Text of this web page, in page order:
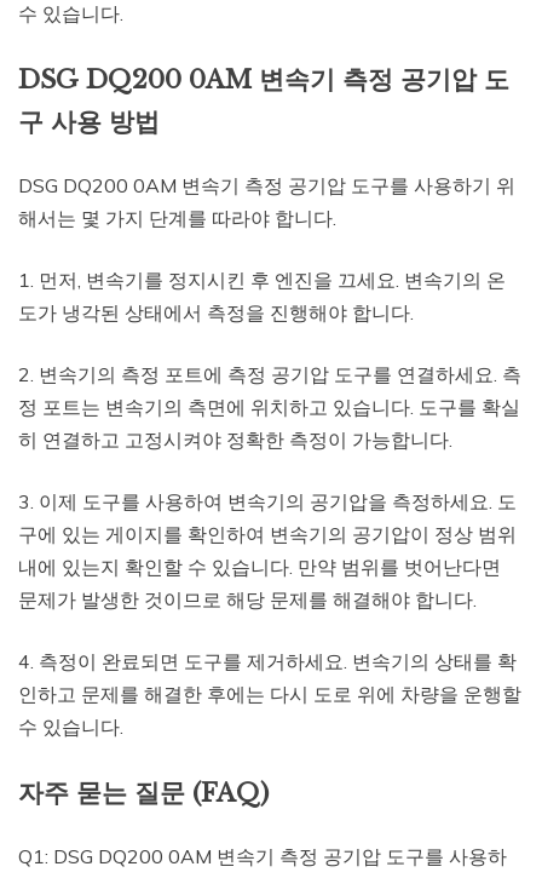
수 있습니다.
DSG DQ200 0AM 변속기 측정 공기압 도
구 사용 방법
DSG DQ200 0AM 변속기 측정 공기압 도구를 사용하기 위
해서는 몇 가지 단계를 따라야 합니다.
1. 먼저, 변속기를 정지시킨 후 엔진을 끄세요. 변속기의 온
도가 냉각된 상태에서 측정을 진행해야 합니다.
2. 변속기의 측정 포트에 측정 공기압 도구를 연결하세요. 측
정 포트는 변속기의 측면에 위치하고 있습니다. 도구를 확실
히 연결하고 고정시켜야 정확한 측정이 가능합니다.
3. 이제 도구를 사용하여 변속기의 공기압을 측정하세요. 도
구에 있는 게이지를 확인하여 변속기의 공기압이 정상 범위
내에 있는지 확인할 수 있습니다. 만약 범위를 벗어난다면
문제가 발생한 것이므로 해당 문제를 해결해야 합니다.
4. 측정이 완료되면 도구를 제거하세요. 변속기의 상태를 확
인하고 문제를 해결한 후에는 다시 도로 위에 차량을 운행할
수 있습니다.
자주 묻는 질문 (FAQ)
Q1: DSG DQ200 0AM 변속기 측정 공기압 도구를 사용하